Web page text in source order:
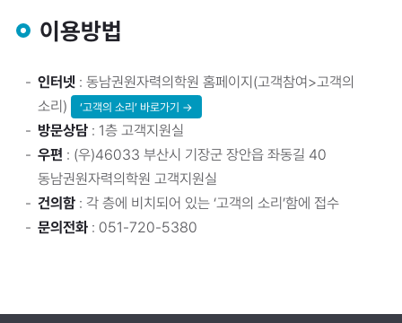
이용방법
인터넷 : 동남권원자력의학원 홈페이지(고객참여>고객의
소리)
‘고객의 소리’ 바로가기 →
방문상담 : 1층 고객지원실
우편 : (우)46033 부산시 기장군 장안읍 좌동길 40
동남권원자력의학원 고객지원실
건의함 : 각 층에 비치되어 있는 ‘고객의 소리’함에 접수
문의전화 : 051-720-5380